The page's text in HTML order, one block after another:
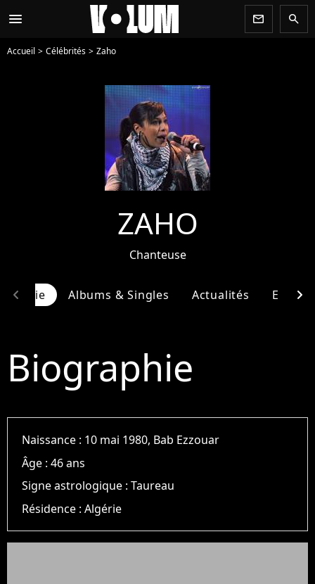
menu newsletter search
Accueil Célébrités Zaho
ZAHO
Chanteuse
Albums & Singles Actualités
chevron_left chevron_right
Biographie
Naissance : 10 mai 1980, Bab Ezzouar
Âge :46 ans
Signe astrologique :Taureau
Résidence :Algérie